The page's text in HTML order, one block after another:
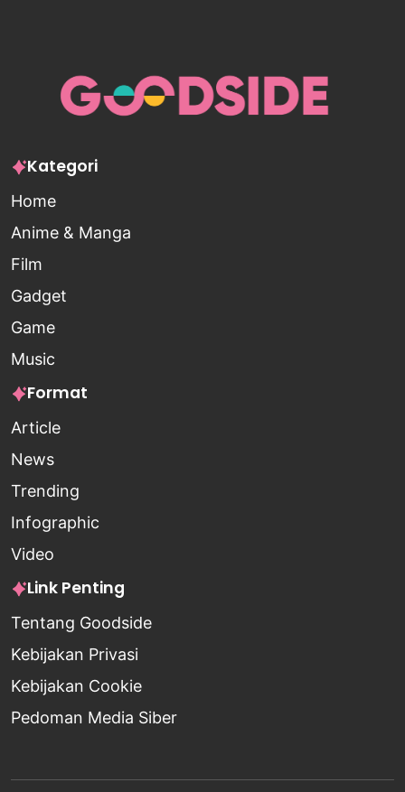
Kategori
Home
Anime & Manga
Film
Gadget
Game
Music
Format
Article
News
Trending
Infographic
Video
Link Penting
Tentang Goodside
Kebijakan Privasi
Kebijakan Cookie
Pedoman Media Siber